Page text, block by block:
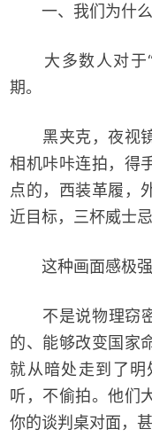
一、我们为什么
大多数人对于“
期。
黑夹克，夜视镜
相机咔咔连拍，得
点的，西装革履，
近目标，三杯威士
这种画面感极强
不是说物理窃
的、能够改变国家
就从暗处走到了
听，不偷拍。他们
你的谈判桌对面，